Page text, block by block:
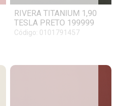
RIVERA TITANIUM 1,90
TESLA PRETO 199999
Código: 0101791457